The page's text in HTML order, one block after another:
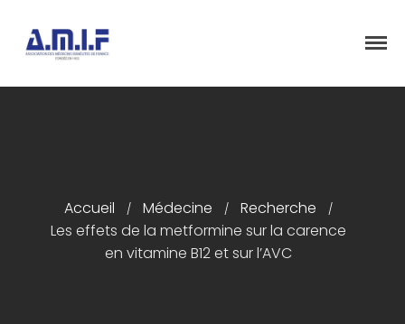
Événements
Accueil / Médecine / Recherche /
Les effets de la metformine sur la carence
en vitamine B12 et sur l’AVC